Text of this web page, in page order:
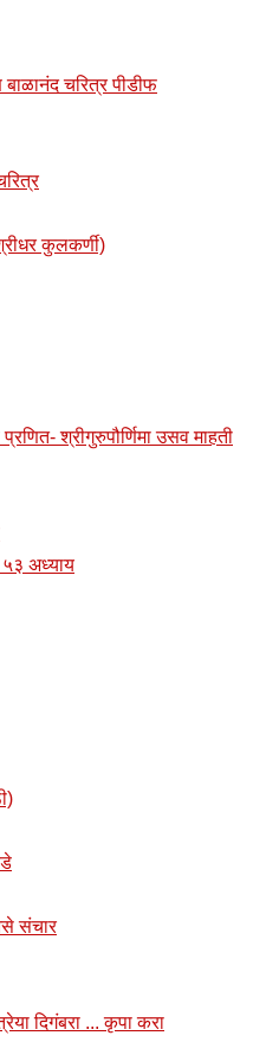
बाळानंद चरित्र पीडीफ
कुलकर्णी)
श्रीगुरुपौर्णिमा उसव माहती
५३ अध्याय
संचार
दिगंबरा ... कृपा करा